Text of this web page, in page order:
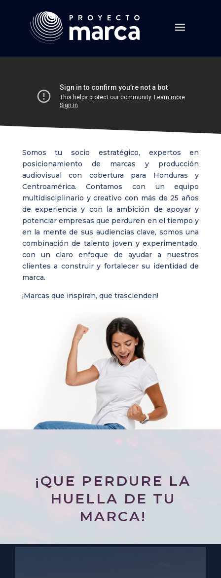
Somos tu socio estratégico en
Somos tu socio estratégico, expertos en
posicionamiento de marcas y producción
audiovisualcon cobertura para Honduras y
Centroamérica. Contamos con un equipo
multidisciplinario y creativo con más de 25 años
de experiencia y con la ambición de apoyar y
potenciar empresas que perduren en el tiempo y
en la mente de sus audiencias clave, somos una
combinación de talento joven y experimentado,
con un claro enfoque de ayudar a nuestros
clientes a construir y fortalecer su identidad de
marca.
¡Marcas que inspiran, que trascienden!
¡QUE PERDURE LA
HUELLA DE TU
MARCA!